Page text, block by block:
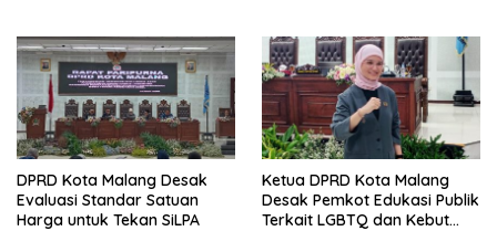
DPRD Kota Malang Desak
Evaluasi Standar Satuan
Harga untuk Tekan SiLPA
Ketua DPRD Kota Malang
Desak Pemkot Edukasi Publik
Terkait LGBTQ dan Kebut